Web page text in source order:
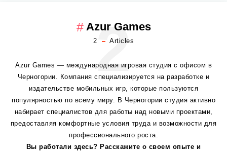
Azur Games
2 Articles
2
Azur Games — международная игровая студия с офисом в
Черногории. Компания специализируется на разработке и
издательстве мобильных игр, которые пользуются
популярностью по всему миру. В Черногории студия активно
набирает специалистов для работы над новыми проектами,
предоставляя комфортные условия труда и возможности для
профессионального роста.
Вы работали здесь? Расскажите о своем опыте и